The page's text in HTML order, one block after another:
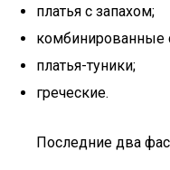
платья с запахом;
комбинированные
платья-туники;
греческие.
Последние два